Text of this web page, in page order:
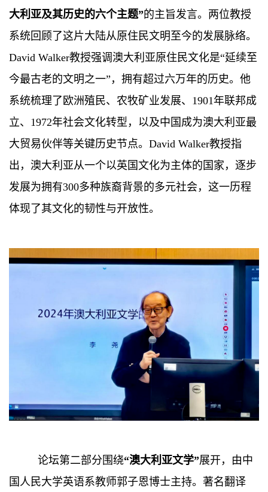
大利亚及其历史的六个主题”的主旨发言。两位教授
系统回顾了这片大陆从原住民文明至今的发展脉络。
David Walker教授强调澳大利亚原住民文化是“延续至
今最古老的文明之一”，拥有超过六万年的历史。他
系统梳理了欧洲殖民、农牧矿业发展、1901年联邦成
立、1972年社会文化转型，以及中国成为澳大利亚最
大贸易伙伴等关键历史节点。David Walker教授指
出，澳大利亚从一个以英国文化为主体的国家，逐步
发展为拥有300多种族裔背景的多元社会，这一历程
体现了其文化的韧性与开放性。
论坛第二部分围绕“澳大利亚文学”展开，由中
国人民大学英语系教师郭子恩博士主持。著名翻译